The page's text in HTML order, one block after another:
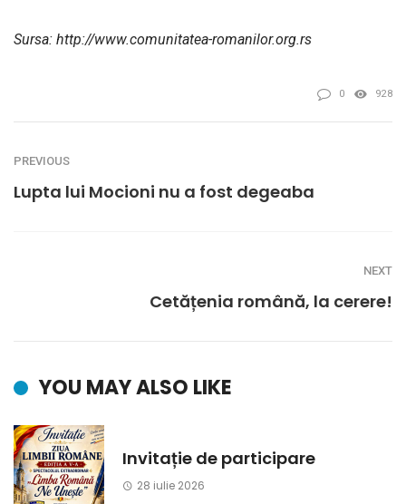
Sursa: http://www.comunitatea-romanilor.org.rs
0 928
PREVIOUS
Lupta lui Mocioni nu a fost degeaba
NEXT
Cetățenia română, la cerere!
YOU MAY ALSO LIKE
Invitație de participare
28 iulie 2026